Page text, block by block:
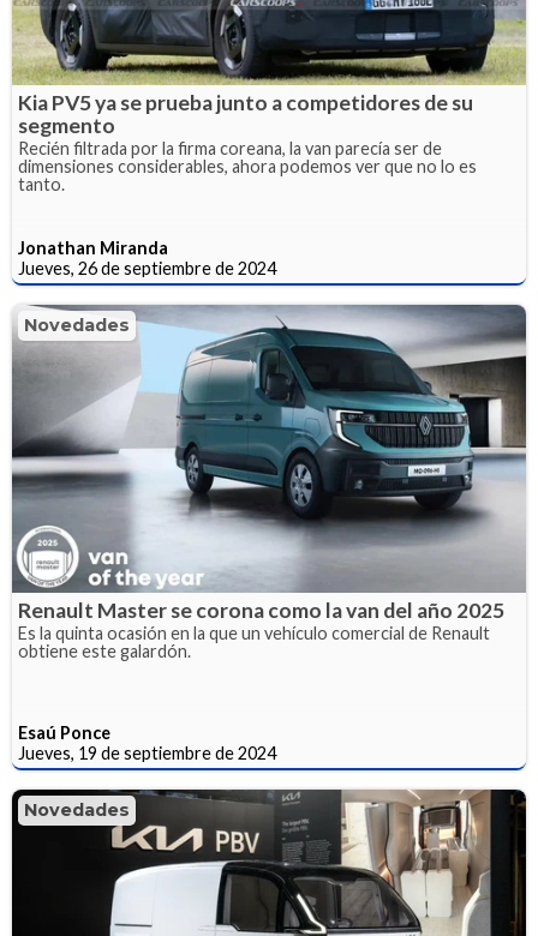
Kia PV5 ya se prueba junto a competidores de su
segmento
Recién filtrada por la firma coreana, la van parecía ser de
dimensiones considerables, ahora podemos ver que no lo es
tanto.
Jonathan Miranda
Jueves, 26 de septiembre de 2024
Novedades
Renault Master se corona como la van del año 2025
Es la quinta ocasión en la que un vehículo comercial de Renault
obtiene este galardón.
Esaú Ponce
Jueves, 19 de septiembre de 2024
Novedades